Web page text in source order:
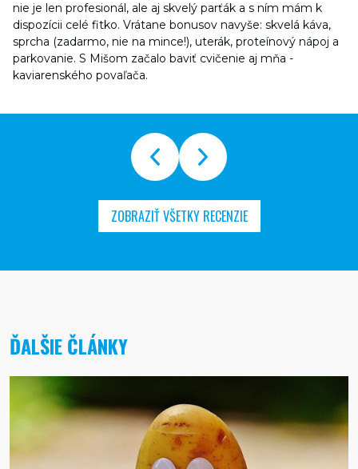
nie je len profesionál, ale aj skvelý parťák a s ním mám k
dispozícii celé fitko. Vrátane bonusov navyše: skvelá káva,
sprcha (zadarmo, nie na mince!), uterák, proteínový nápoj a
parkovanie. S Mišom začalo baviť cvičenie aj mňa -
kaviarenského povaľača.
ZOBRAZIŤ VŠETKY RECENZIE
ĎALŠIE ČLÁNKY